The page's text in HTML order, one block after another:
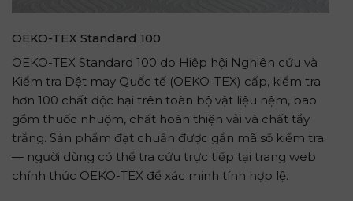
OEKO-TEX Standard 100
OEKO-TEX Standard 100 do Hiệp hội Nghiên cứu và
Kiểm tra Dệt may Quốc tế (OEKO-TEX) cấp, kiểm tra
hơn 100 chất độc hại trên toàn bộ vật liệu nệm, bao
gồm thuốc nhuộm, chất hoàn thiện vải và chất tẩy
trắng. Sản phẩm đạt chuẩn được gắn mã số kiểm tra
— người dùng có thể tra cứu trực tiếp tại trang web
chính thức OEKO-TEX để xác minh tính hợp lệ.